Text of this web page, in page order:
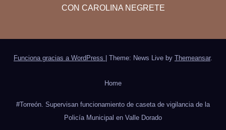
CON CAROLINA NEGRETE
Funciona gracias a WordPress Theme: News Live by Themeansar.
Home
#Torreón. Supervisan funcionamiento de caseta de vigilancia de la
Policía Municipal en Valle Dorado